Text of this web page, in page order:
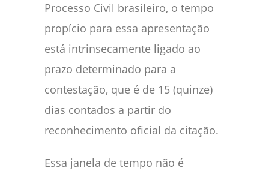
Processo Civil brasileiro, o tempo
propício para essa apresentação
está intrinsecamente ligado ao
prazo determinado para a
contestação, que é de 15 (quinze)
dias contados a partir do
reconhecimento oficial da citação.
Essa janela de tempo não é